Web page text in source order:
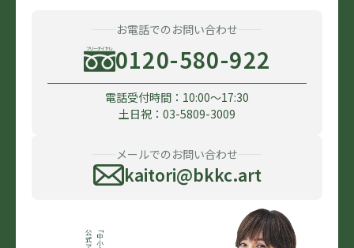
お電話でのお問い合わせ
0120-580-922
電話受付時間：10:00〜17:30
土日祝：03-5809-3009
メールでのお問い合わせ
kaitori@bkkc.art